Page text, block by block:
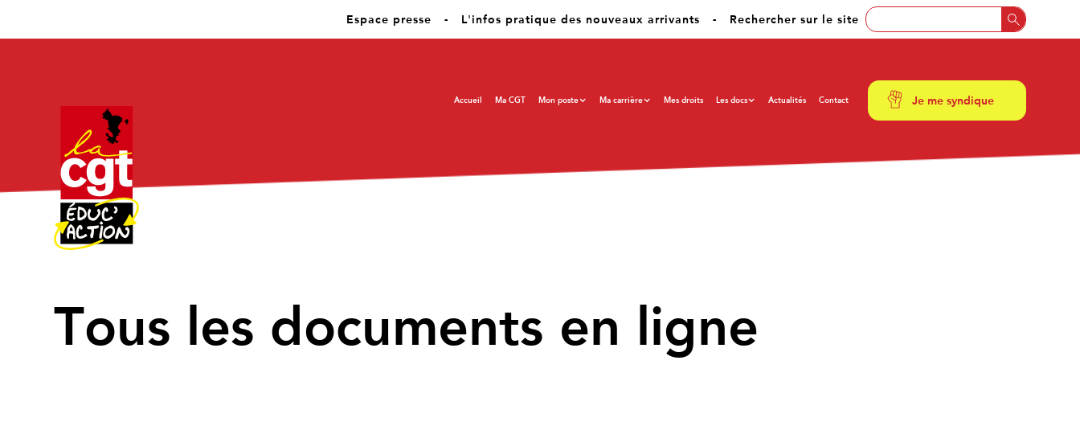
Espace presse - L'infos pratique des nouveaux arrivants - Rechercher sur le site
Accueil Ma CGT Mon poste Ma carrière Mes droits Les docs Actualités Contact Je me syndique
Tous les documents en ligne